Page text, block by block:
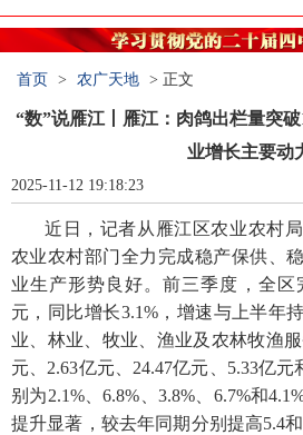
首页 > 农广天地 > 正文
“数”说雁江丨雁江：肉鸽出栏量突
业增长主要动
2025-11-12 19:18:23
近日，记者从雁江区农业农村
农业农村部门全力完成稳产保供、
业生产形势良好。前三季度，全区
元，同比增长3.1%，增速与上半年
业、林业、牧业、渔业及农林牧渔
元、2.63亿元、24.47亿元、5.33亿
别为2.1%、6.8%、3.8%、6.7%和
提升显著，较去年同期分别提高5.4